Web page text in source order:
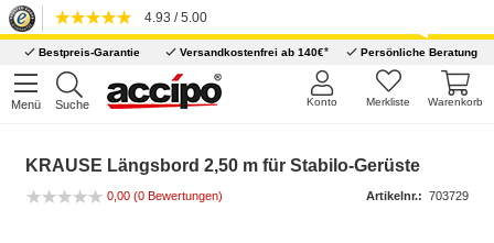
4.93 / 5.00
Bestpreis-Garantie Versandkostenfrei ab 140€* Persönliche Beratung
Menü Suche Warenkorb
Merkliste
Konto
KRAUSE Längsbord 2,50 m für Stabilo-Gerüste
0,00 (0 Bewertungen) Artikelnr.: 703729